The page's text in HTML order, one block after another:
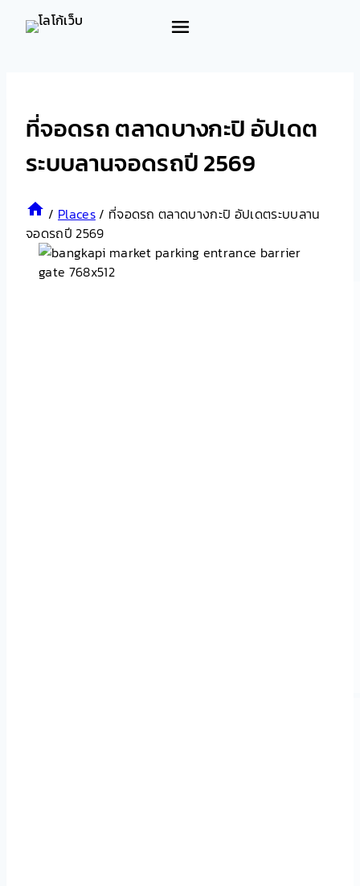
Skip
ที่จอดรถ ตลาดบางกะปิ อัปเดต
ระบบลานจอดรถปี 2569
/ Places / ที่จอดรถ ตลาดบางกะปิ อัปเดตระบบลาน
จอดรถปี 2569